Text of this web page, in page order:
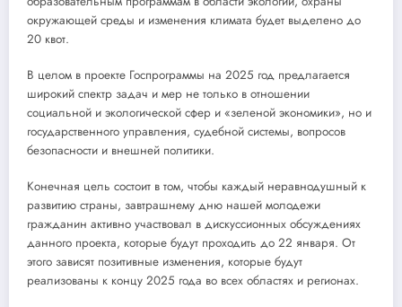
окружающей среды и изменения климата будет выделено до
20 квот.
В целом в проекте Госпрограммы на 2025 год предлагается
широкий спектр задач и мер не только в отношении
социальной и экологической сфер и «зеленой экономики», но и
государственного управления, судебной системы, вопросов
безопасности и внешней политики.
Конечная цель состоит в том, чтобы каждый неравнодушный к
развитию страны, завтрашнему дню нашей молодежи
гражданин активно участвовал в дискуссионных обсуждениях
данного проекта, которые будут проходить до 22 января. От
этого зависят позитивные изменения, которые будут
реализованы к концу 2025 года во всех областях и регионах.